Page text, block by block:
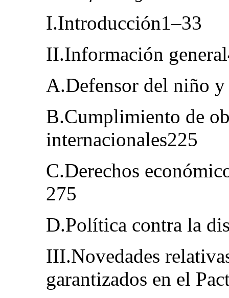
I.Introducción1–33
II.Información
A.Defensor del niño
B.Cumplimiento de
internacionales225
C.Derechos
275
D.Política contra la
III.Novedades
garantizados en el